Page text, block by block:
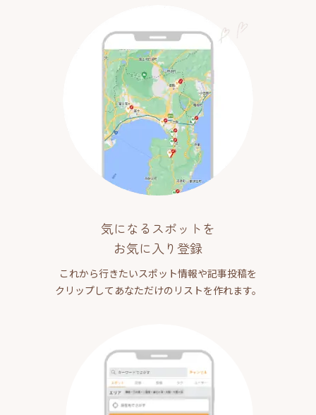
気になるスポットを
お気に入り登録
これから行きたいスポット情報や記事投稿を
クリップしてあなただけのリストを作れます。